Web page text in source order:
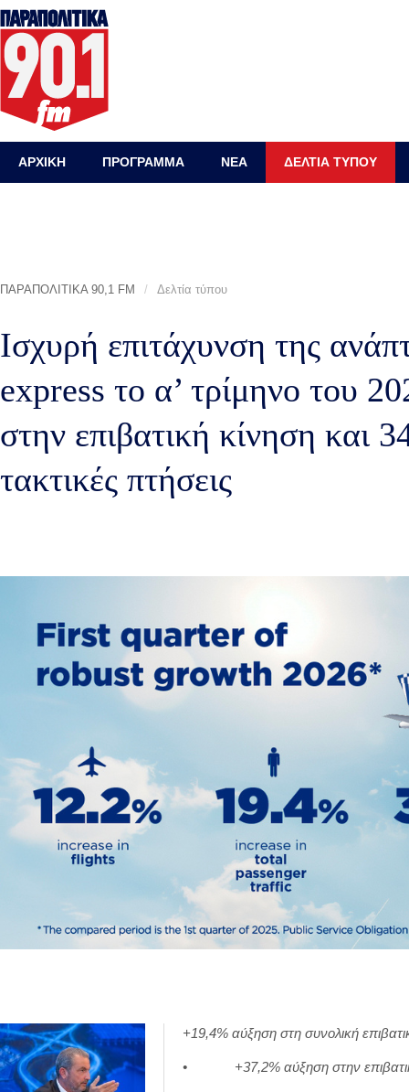
ΑΡΧΙΚΗ ΠΡΟΓΡΑΜΜΑ ΝΕΑ ΔΕΛΤΙΑ ΤΥΠΟΥ
ΠΑΡΑΠΟΛΙΤΙΚΑ 90,1 FM / Δελτία τύπου
Ισχυρή επιτάχυνση της
express το α’ τρίμηνο του
στην επιβατική κίνηση και
τακτικές πτήσεις
+19,4% αύξηση στη συνολική
• +37,2% αύξηση στην